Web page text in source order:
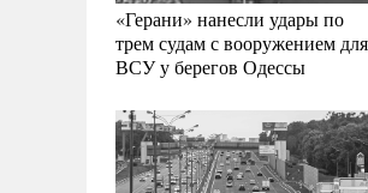
«Герани» нанесли удары по
трем судам с вооружением для
ВСУ у берегов Одессы